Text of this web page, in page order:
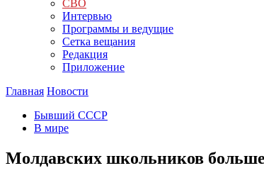
СВО
Интервью
Программы и ведущие
Сетка вещания
Редакция
Приложение
Главная Новости
Бывший СССР
В мире
Молдавских школьников